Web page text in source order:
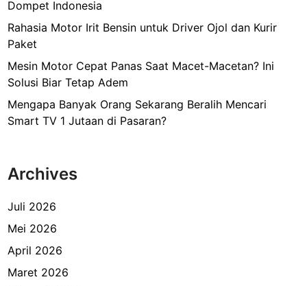
Dompet Indonesia
Rahasia Motor Irit Bensin untuk Driver Ojol dan Kurir
Paket
Mesin Motor Cepat Panas Saat Macet-Macetan? Ini
Solusi Biar Tetap Adem
Mengapa Banyak Orang Sekarang Beralih Mencari
Smart TV 1 Jutaan di Pasaran?
Archives
Juli 2026
Mei 2026
April 2026
Maret 2026